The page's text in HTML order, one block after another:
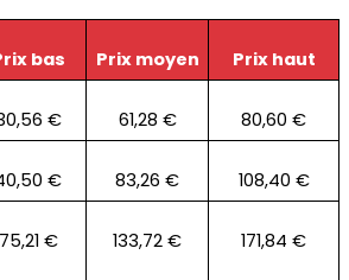
bas Prix moyen Prix haut
€ 61,28 € 80,60 €
€ 83,26 € 108,40 €
75,21 € 133,72 € 171,84 €